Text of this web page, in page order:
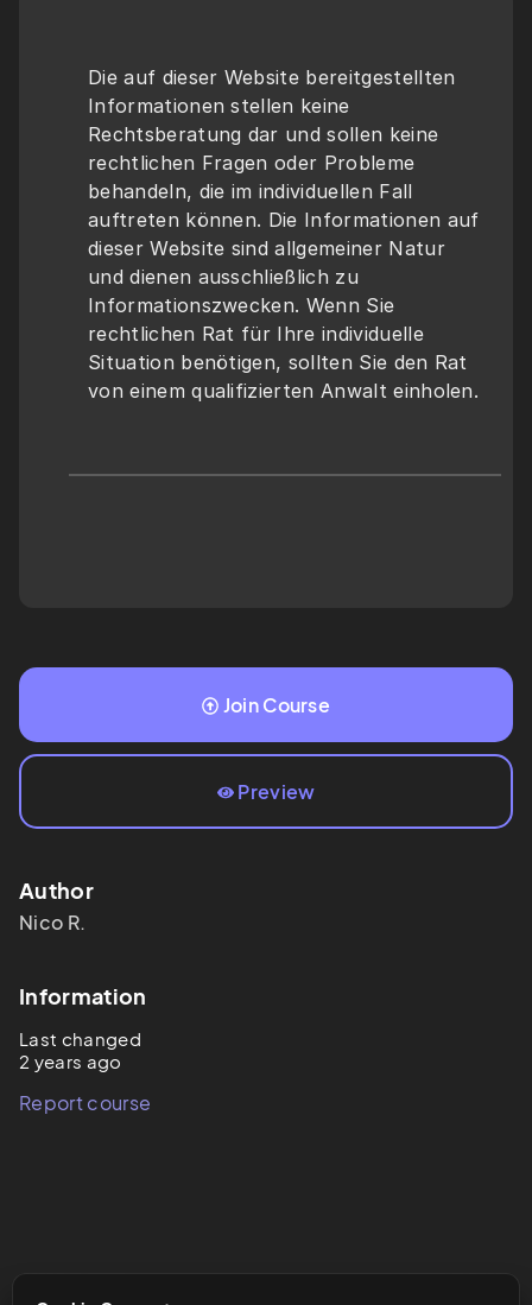
Die auf dieser Website bereitgestellten
Informationen stellen keine
Rechtsberatung dar und sollen keine
rechtlichen Fragen oder Probleme
behandeln, die im individuellen Fall
auftreten können. Die Informationen auf
dieser Website sind allgemeiner Natur
und dienen ausschließlich zu
Informationszwecken. Wenn Sie
rechtlichen Rat für Ihre individuelle
Situation benötigen, sollten Sie den Rat
von einem qualifizierten Anwalt einholen.
Join Course
Preview
Author
Nico R.
Information
Last changed
2 years ago
Report course